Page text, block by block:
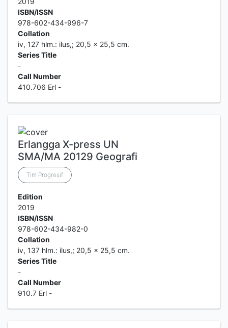
ISBN/ISSN
978-602-434-996-7
Collation
iv, 127 hlm.: ilus,; 20,5 x 25,5 cm.
Series Title
-
Call Number
410.706 Erl -
Erlangga X-press UN
SMA/MA 20129 Geografi
Tim Progresif
Edition
2019
ISBN/ISSN
978-602-434-982-0
Collation
iv, 137 hlm.: ilus,; 20,5 x 25,5 cm.
Series Title
-
Call Number
910.7 Erl -